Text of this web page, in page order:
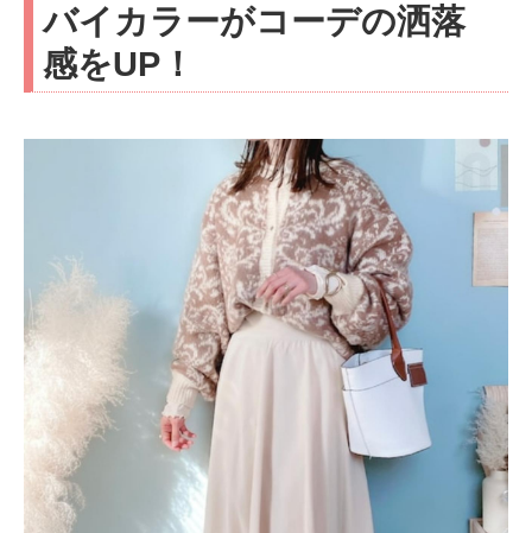
バイカラーがコーデの洒落
感をUP！